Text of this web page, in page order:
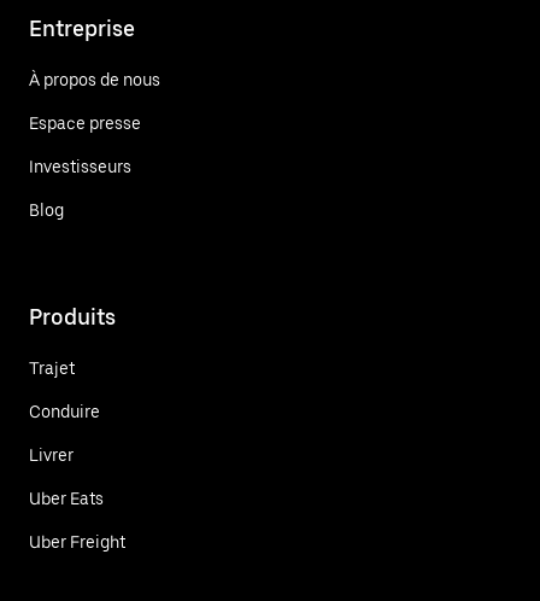
Entreprise
À propos de nous
Espace presse
Investisseurs
Blog
Produits
Trajet
Conduire
Livrer
Uber Eats
Uber Freight